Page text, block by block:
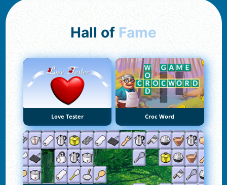
Hall of Fame
Love Tester Croc Word